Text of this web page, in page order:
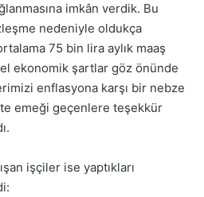
imkân verdik. Bu
nedeniyle oldukça
75 bin lira aylık maaş
ekonomik şartlar göz önünde
enflasyona karşı bir nebze
emeği geçenlere teşekkür
işçiler ise yaptıkları